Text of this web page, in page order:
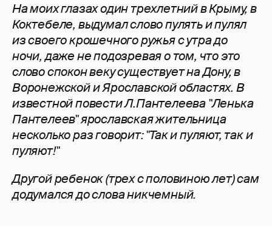
На моих глазах один трехлетний в Крыму, в
Коктебеле, выдумал слово пулять и пулял
из своего крошечного ружья с утра до
ночи, даже не подозревая о том, что это
слово спокон веку существует на Дону, в
Воронежской и Ярославской областях. В
известной повести Л.Пантелеева "Ленька
Пантелеев" ярославская жительница
несколько раз говорит: "Так и пуляют, так и
пуляют!"
Другой ребенок (трех с половиною лет) сам
додумался до слова никчемный.